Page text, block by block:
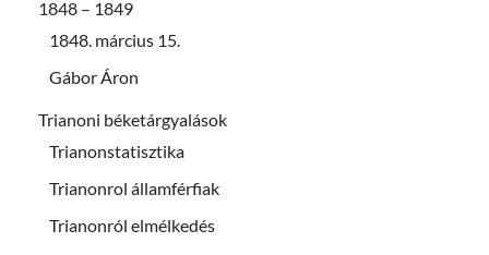
1848 – 1849
1848. március 15.
Gábor Áron
Trianoni béketárgyalások
Trianonstatisztika
Trianonrol államférfiak
Trianonról elmélkedés